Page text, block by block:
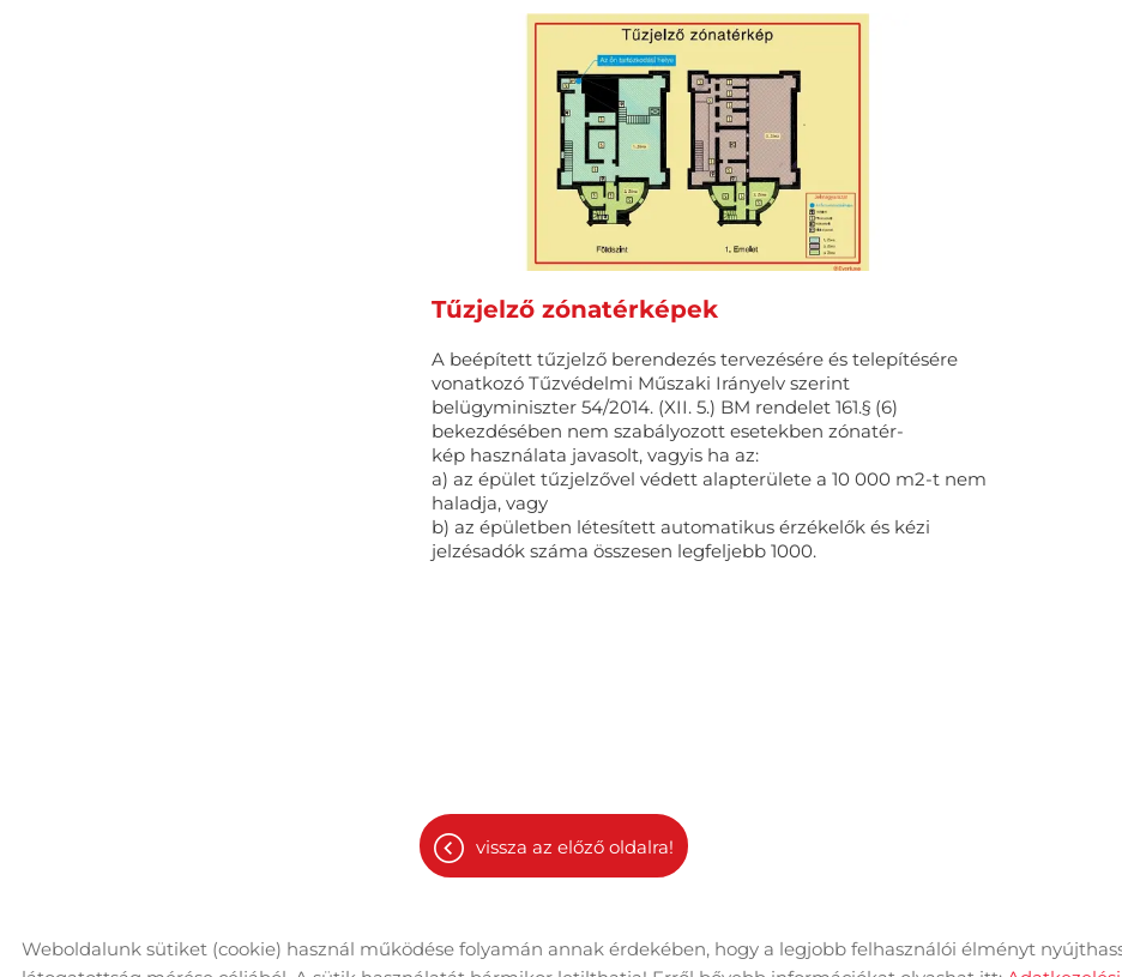
Tűzjelző zónatérképek
A beépített tűzjelző berendezés tervezésére és telepítésére
vonatkozó Tűzvédelmi Műszaki Irányelv szerint
belügyminiszter 54/2014. (XII. 5.) BM rendelet 161.§ (6)
bekezdésében nem szabályozott esetekben zónatér-
kép használata javasolt, vagyis ha az:
a) az épület tűzjelzővel védett alapterülete a 10 000 m2-t nem
haladja, vagy
b) az épületben létesített automatikus érzékelők és kézi
jelzésadók száma összesen legfeljebb 1000.
vissza az előző oldalra!
© 2026 - Minden jog fenntartva Oldal információk Adatkezelési tájékoztató Impresszum
Weboldalunk sütiket (cookie) használ működése folyamán annak érdekében, hogy a legjobb felhasználói élményt